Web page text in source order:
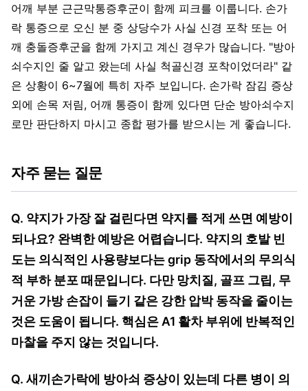
어깨 부분 근근막통증후군이 함께 피크를 이룹니다. 손가
락 통증으로 오신 분 중 상당수가 사실 신경 포착 또는 어
깨 충돌증후군을 함께 가지고 계신 경우가 많습니다. "방아
쇠수지인 줄 알고 왔는데 사실 척골신경 포착이었더라" 같
은 상황이 6~7월에 특히 자주 보입니다. 손가락 잠김 증상
외에 손목 저림, 어깨 통증이 함께 있다면 단순 방아쇠수지
로만 판단하지 마시고 종합 평가를 받으시는 게 좋습니다.
자주 묻는 질문
Q. 약지가 가장 잘 걸린다면 약지를 적게 쓰면 예방이
되나요? 완벽한 예방은 어렵습니다. 약지의 호발 빈
도는 의식적인 사용량보다는 grip 동작에서의 무의식
적 부하 분포 때문입니다. 다만 망치질, 골프 그립, 무
거운 가방 손잡이 들기 같은 강한 압박 동작을 줄이는
것은 도움이 됩니다. 핵심은 A1 활차 부위에 반복적인
마찰을 주지 않는 것입니다.
Q. 새끼손가락에 방아쇠 증상이 있는데 다른 병이 의